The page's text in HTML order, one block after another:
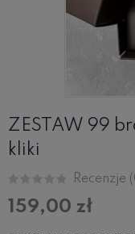
ZESTAW 99
kliki
Recenzje (
159,00 zł